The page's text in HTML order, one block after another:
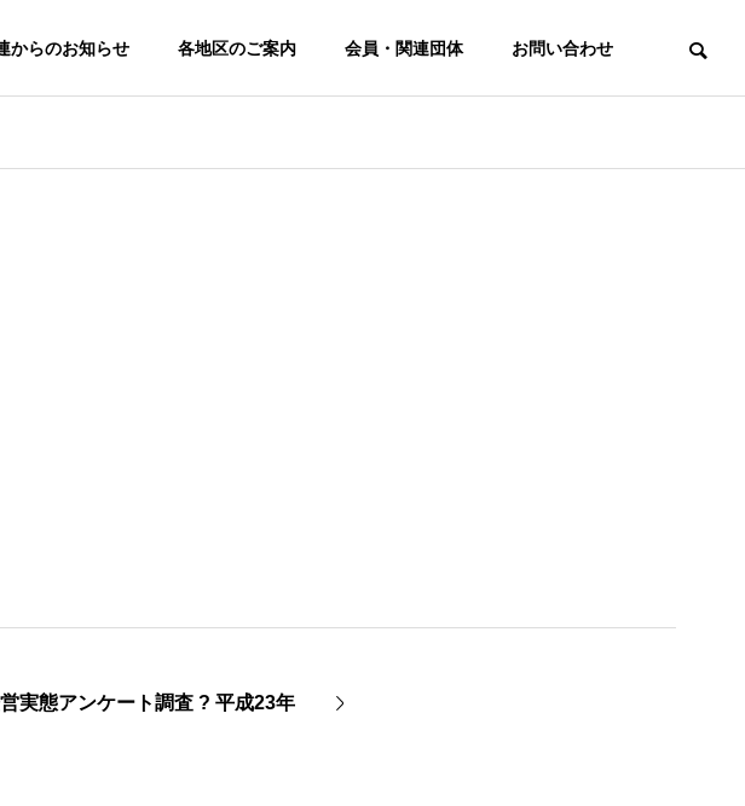
からのお知らせ 各地区のご案内 会員・関連団体 お問い合わせ
実態アンケート調査 ? 平成23年